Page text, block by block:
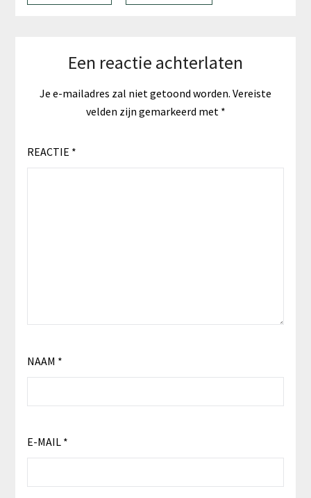
Een reactie achterlaten
Je e-mailadres zal niet getoond worden. Vereiste
velden zijn gemarkeerd met *
REACTIE *
NAAM *
E-MAIL *